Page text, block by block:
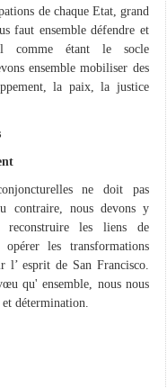
de chaque Etat, grand
faut ensemble défendre et
comme étant le socle
ensemble mobiliser des
la paix, la justice
ne doit pas
contraire, nous devons y
les liens de
les transformations
l’ esprit de San Francisco.
qu' ensemble, nous nous
et détermination.